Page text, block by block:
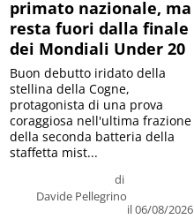
primato nazionale, ma
resta fuori dalla finale
dei Mondiali Under 20
di
Davide Pellegrino
il 06/08/2026
Buon debutto iridato della
stellina della Cogne,
protagonista di una prova
coraggiosa nell'ultima frazione
della seconda batteria della
staffetta mist...